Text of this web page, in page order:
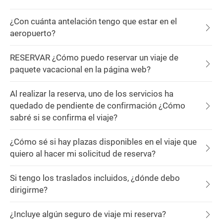
¿Con cuánta antelación tengo que estar en el
aeropuerto?
RESERVAR ¿Cómo puedo reservar un viaje de
paquete vacacional en la página web?
Al realizar la reserva, uno de los servicios ha
quedado de pendiente de confirmación ¿Cómo
sabré si se confirma el viaje?
¿Cómo sé si hay plazas disponibles en el viaje que
quiero al hacer mi solicitud de reserva?
Si tengo los traslados incluidos, ¿dónde debo
dirigirme?
¿Incluye algún seguro de viaje mi reserva?